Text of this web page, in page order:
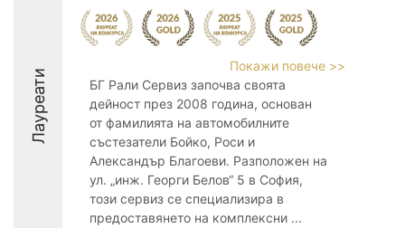
Лауреати
Покажи повече >>
БГ Рали Сервиз започва своята
дейност през 2008 година, основан
от фамилията на автомобилните
състезатели Бойко, Роси и
Александър Благоеви. Разположен на
ул. „инж. Георги Белов“ 5 в София,
този сервиз се специализира в
предоставянето на комплексни ...